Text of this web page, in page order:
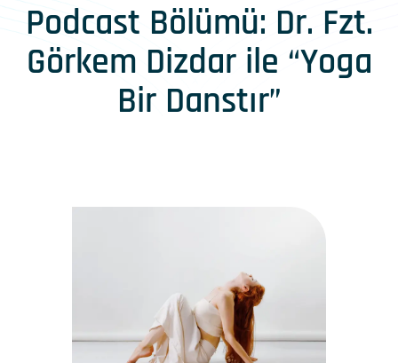
Podcast Bölümü: Dr. Fzt.
Görkem Dizdar ile “Yoga
Bir Danstır”